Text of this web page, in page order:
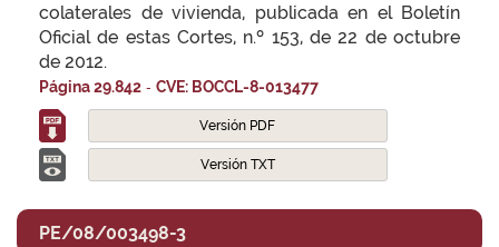
colaterales de vivienda, publicada en el Boletín
Oficial de estas Cortes, n.º 153, de 22 de octubre
de 2012.
Página 29.842 - CVE: BOCCL-8-013477
Versión PDF
Versión TXT
PE/08/003498-3